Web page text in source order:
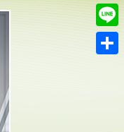
e
b
w
i
H
a
t
L